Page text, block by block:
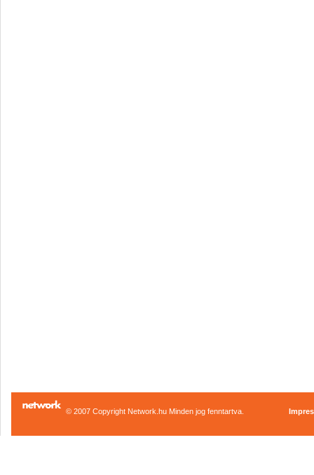
© 2007 Copyright Network.hu Minden jog fenntartva.